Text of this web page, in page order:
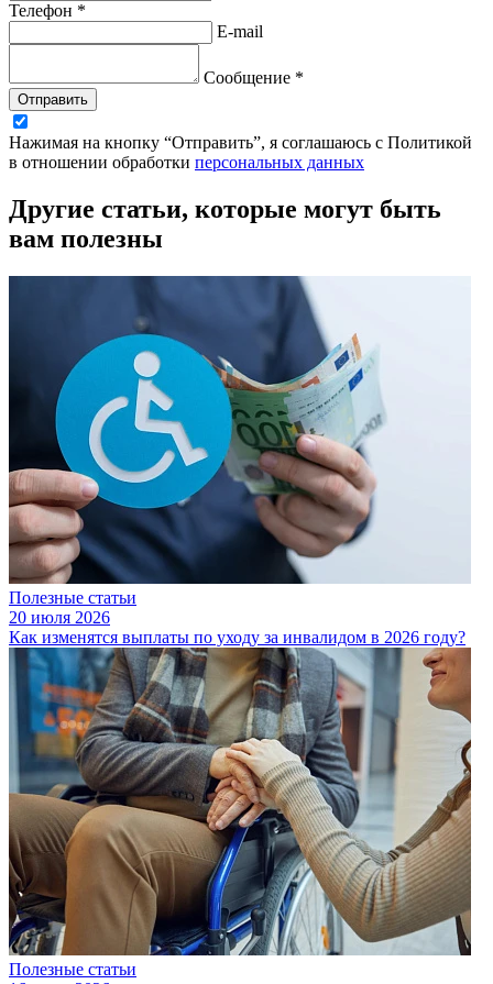
Телефон *
E-mail
Сообщение *
Отправить
Нажимая на кнопку “Отправить”, я соглашаюсь с Политикой
в отношении обработки персональных данных
Другие статьи, которые могут быть
вам полезны
Полезные статьи
20 июля 2026
Как изменятся выплаты по уходу за инвалидом в 2026 году?
Полезные статьи